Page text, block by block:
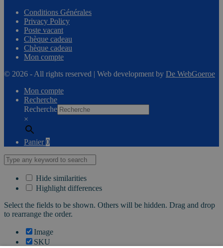
Conditions Générales
Privacy Policy
Poste vacant
Chèque cadeau
Chèque cadeau
Mon compte
© 2026 - All rights reserved | Web development by De WebGoeroe
Mon compte
Recherche
Recherche
×
Panier 0
Hide similarities
Highlight differences
Select the fields to be shown. Others will be hidden. Drag and drop
to rearrange the order.
Image
SKU